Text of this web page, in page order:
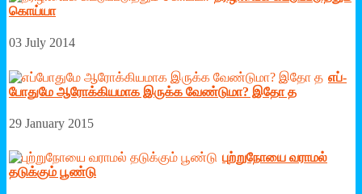
கொய்யா
03 July 2014
எப்­
போ­துமே ஆரோக்­கி­யமாக இருக்க வேண்­டுமா? இதோ த
29 January 2015
புற்றுநோயை வராமல்
தடுக்கும் பூண்டு